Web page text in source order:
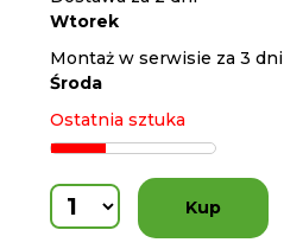
Wtorek
Montaż w serwisie za 3 dni
Środa
Ostatnia sztuka
Kup